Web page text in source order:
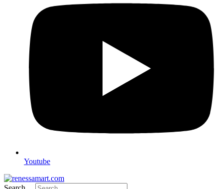
Youtube